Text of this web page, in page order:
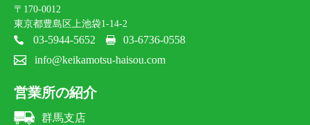
〒170-0012
東京都豊島区上池袋1-14-2
03-5944-5652
03-6736-0558
info@keikamotsu-haisou.com
営業所の紹介
群馬支店